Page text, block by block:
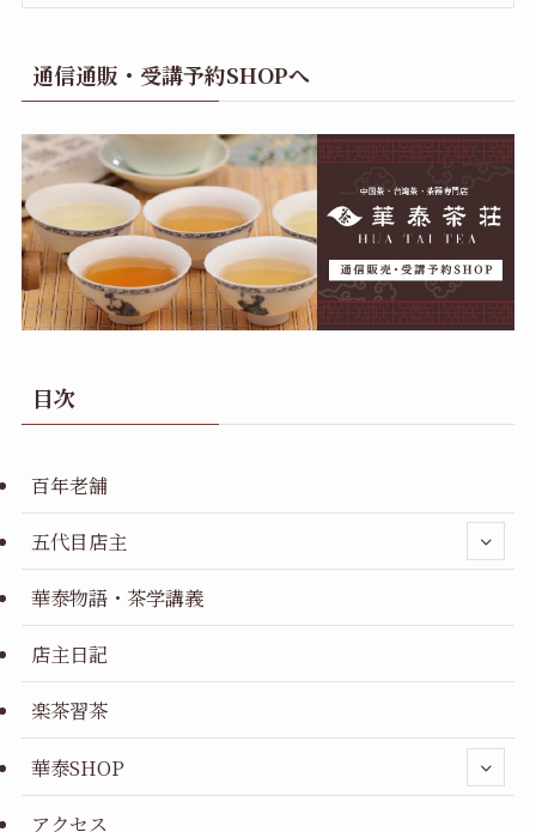
通信通販・受講予約SHOPへ
目次
百年老舗
五代目店主
華泰物語・茶学講義
店主日記
楽茶習茶
華泰SHOP
アクセス